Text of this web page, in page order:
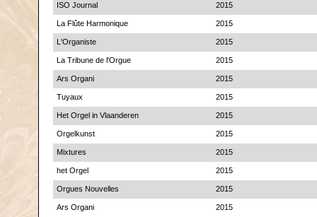
ISO Journal 2015
La Flûte Harmonique 2015
L'Organiste 2015
La Tribune de l'Orgue 2015
Ars Organi 2015
Tuyaux 2015
Het Orgel in Vlaanderen 2015
Orgelkunst 2015
Mixtures 2015
het Orgel 2015
Orgues Nouvelles 2015
Ars Organi 2015